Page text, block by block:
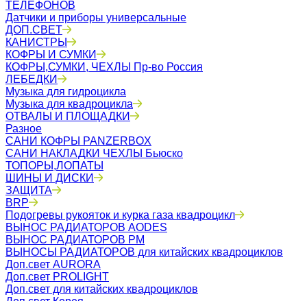
ТЕЛЕФОНОВ
Датчики и приборы универсальные
ДОП.СВЕТ
КАНИСТРЫ
КОФРЫ И СУМКИ
КОФРЫ,СУМКИ, ЧЕХЛЫ Пр-во Россия
ЛЕБЕДКИ
Музыка для гидроцикла
Музыка для квадроцикла
ОТВАЛЫ И ПЛОЩАДКИ
Разное
САНИ КОФРЫ PANZERBOX
САНИ НАКЛАДКИ ЧЕХЛЫ Бьюско
ТОПОРЫ,ЛОПАТЫ
ШИНЫ И ДИСКИ
ЗАЩИТА
BRP
Подогревы рукояток и курка газа квадроцикл
ВЫНОС РАДИАТОРОВ AODES
ВЫНОС РАДИАТОРОВ РМ
ВЫНОСЫ РАДИАТОРОВ для китайских квадроциклов
Доп.свет AURORA
Доп.свет PROLIGHT
Доп.свет для китайских квадроциклов